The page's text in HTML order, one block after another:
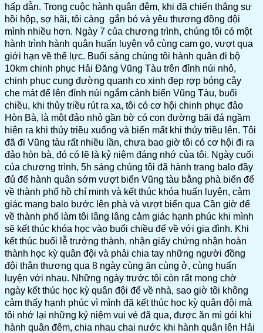
hấp dẫn. Trong cuộc hành quân đêm, khi đã chiến thắng sự
hồi hộp, sợ hãi, tôi càng gắn bó và yêu thương đồng đội
mình nhiều hơn. Ngày 7 của chương trình, chúng tôi có một
hành trình hành quân huấn luyện vô cùng cam go, vượt qua
giới hạn về thể lực. Buổi sáng chúng tôi hành quân đi bộ
10km chinh phục Hải Đăng Vũng Tàu trên đỉnh núi nhỏ,
chinh phục cung đường quanh co xinh đẹp rợp bóng cây
che mát để lên đỉnh núi ngắm cảnh biển Vũng Tàu, buổi
chiều, khi thủy triều rút ra xa, tôi có cơ hội chinh phục đảo
Hòn Bà, là một đảo nhỏ gần bờ có con đường bãi đá ngầm
hiện ra khi thủy triều xuống và biến mất khi thủy triều lên. Tôi
đã đi Vũng tàu rất nhiều lần, chưa bao giờ tôi có cơ hội đi ra
đảo hòn bà, đó có lẽ là kỷ niệm đáng nhớ của tôi. Ngày cuối
của chương trình, 5h sáng chúng tôi đã hành trang balo đầy
đủ để hành quân sớm vượt biển Vũng tàu bằng phà biển để
về thành phố hồ chí minh và kết thúc khóa huấn luyện, cảm
giác mang balo bước lên phà và vượt biển qua Cần giờ để
về thành phố làm tôi lâng lâng cảm giác hạnh phúc khi mình
sẽ kết thúc khóa học vào buổi chiều để về với gia đình. Khi
kết thúc buổi lễ trưởng thành, nhận giấy chứng nhận hoàn
thành học kỳ quân đội và phải chia tay những người đồng
đội thân thương qua 8 ngày cùng ăn cùng ở, cùng huấn
luyện với nhau. Những ngày trước tôi còn rất mong chờ
ngày kết thúc học kỳ quân đội để về nhà, sao giờ tôi không
cảm thấy hạnh phúc vì mình đã kết thúc học kỳ quân đội mà
tôi nhớ lại những kỷ niệm vui vẻ đã qua, được ăn mì gói khi
hành quân đêm, chia nhau chai nước khi hành quân lên Hải